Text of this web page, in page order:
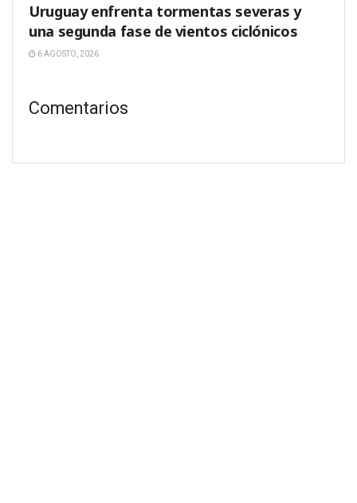
Uruguay enfrenta tormentas severas y
una segunda fase de vientos ciclónicos
6 AGOSTO, 2026
Comentarios